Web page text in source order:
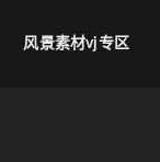
风景素材vj专区